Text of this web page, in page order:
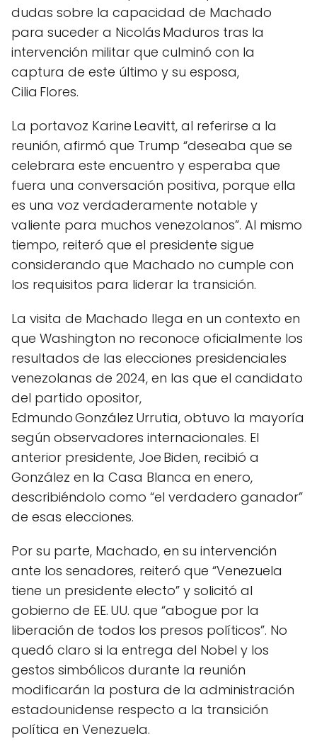
dudas sobre la capacidad de Machado
para suceder a Nicolás Maduros tras la
intervención militar que culminó con la
captura de este último y su esposa,
Cilia Flores.
La portavoz Karine Leavitt, al referirse a la
reunión, afirmó que Trump “deseaba que se
celebrara este encuentro y esperaba que
fuera una conversación positiva, porque ella
es una voz verdaderamente notable y
valiente para muchos venezolanos”. Al mismo
tiempo, reiteró que el presidente sigue
considerando que Machado no cumple con
los requisitos para liderar la transición.
La visita de Machado llega en un contexto en
que Washington no reconoce oficialmente los
resultados de las elecciones presidenciales
venezolanas de 2024, en las que el candidato
del partido opositor,
Edmundo González Urrutia, obtuvo la mayoría
según observadores internacionales. El
anterior presidente, Joe Biden, recibió a
González en la Casa Blanca en enero,
describiéndolo como “el verdadero ganador”
de esas elecciones.
Por su parte, Machado, en su intervención
ante los senadores, reiteró que “Venezuela
tiene un presidente electo” y solicitó al
gobierno de EE. UU. que “abogue por la
liberación de todos los presos políticos”. No
quedó claro si la entrega del Nobel y los
gestos simbólicos durante la reunión
modificarán la postura de la administración
estadounidense respecto a la transición
política en Venezuela.